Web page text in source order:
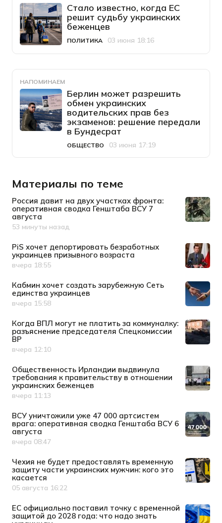
Стало известно, когда ЕС
решит судьбу украинских
беженцев
Категория
ПОЛИТИКА
Дата публикации
03 июня 18:16
НАПОМИНАЕМ
Берлин может разрешить
обмен украинских
водительских прав без
экзаменов: решение передали
в Бундесрат
Категория
ОБЩЕСТВО
Дата публикации
03 июня 17:19
Материалы по теме
Россия давит на двух участках фронта:
оперативная сводка Генштаба ВСУ 7
августа
Дата публикации
53 минуты назад
PiS хочет депортировать безработных
украинцев призывного возраста
Дата публикации
вчера 18:55
Кабмин хочет создать зарубежную Сеть
единства украинцев
Дата публикации
вчера 15:58
Когда ВПЛ могут не платить за коммуналку:
разъяснение председателя Спецкомиссии
ВР
Дата публикации
вчера 12:10
Общественность Ирландии выдвинула
требования к правительству в отношении
украинских беженцев
Дата публикации
вчера 11:13
ВСУ уничтожили уже 47 000 артсистем
врага: оперативная сводка Генштаба ВСУ 6
августа
Дата публикации
вчера 08:47
Чехия не будет предоставлять временную
защиту части украинских мужчин: кого это
касается
Дата публикации
05 августа 16:22
ЕС официально поставил точку с временной
защитой до 2028 года: что надо знать